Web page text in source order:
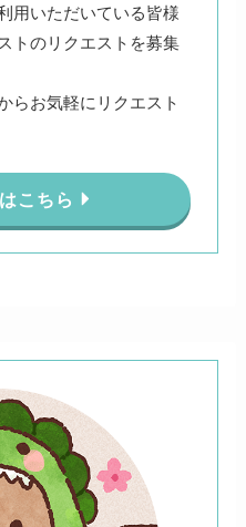
用いただいている皆様
トのリクエストを募集
らお気軽にリクエスト
こちら